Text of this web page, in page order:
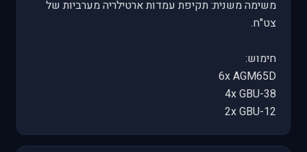
משימה משנית: תקיפת עמדות ארטילריה מערביות של
צט"ח.
חימוש:
6x AGM65D
4x GBU-38
2x GBU-12